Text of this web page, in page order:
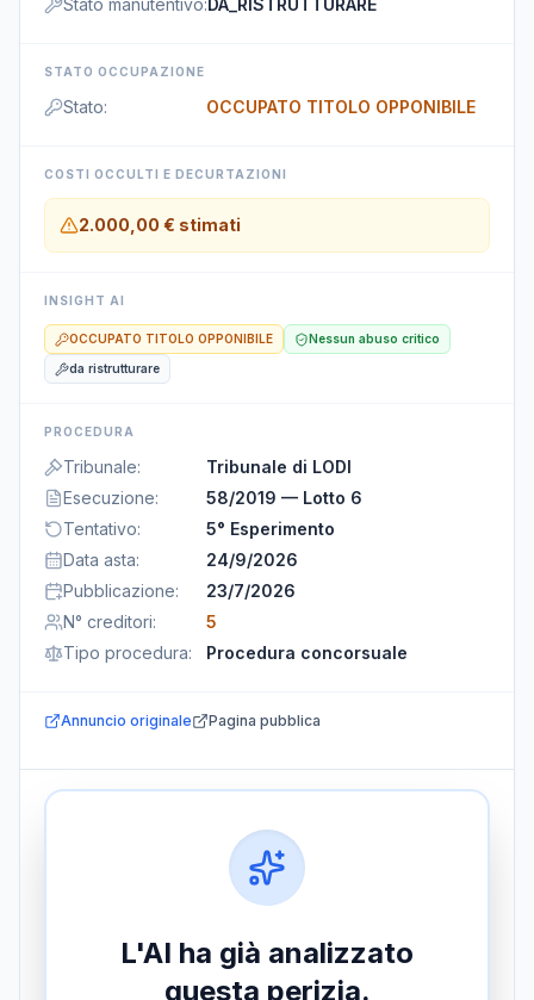
Stato manutentivo:DA_RISTRUTTURARE
STATO OCCUPAZIONE
Stato: OCCUPATO TITOLO OPPONIBILE
COSTI OCCULTI E DECURTAZIONI
2.000,00 € stimati
INSIGHT AI
OCCUPATO TITOLO OPPONIBILE Nessun abuso critico
da ristrutturare
PROCEDURA
Tribunale:
Tribunale di LODI
Esecuzione:
58/2019 — Lotto 6
Tentativo:
5° Esperimento
Data asta:
24/9/2026
Pubblicazione:
23/7/2026
N° creditori:
5
Tipo procedura: Procedura concorsuale
Annuncio originale Pagina pubblica
L'AI ha già analizzato
questa perizia.